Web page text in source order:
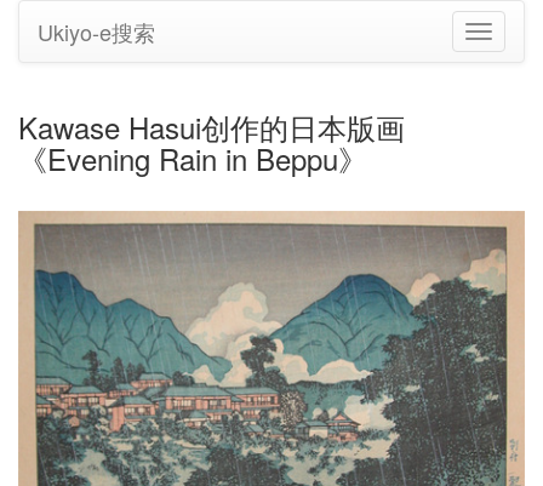
切
换
Ukiyo-e搜索
Kawase Hasui创作的日本版画
《Evening Rain in Beppu》